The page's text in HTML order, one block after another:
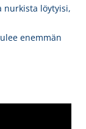
nurkista löytyisi,
enemmän